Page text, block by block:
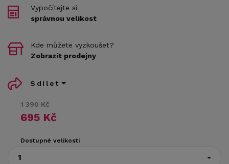
1 390 Kč
695 Kč
Dostupné velikosti
1
Vypočítejte si
správnou velikost
Kde můžete vyzkoušet?
Zobrazit prodejny
Sdílet